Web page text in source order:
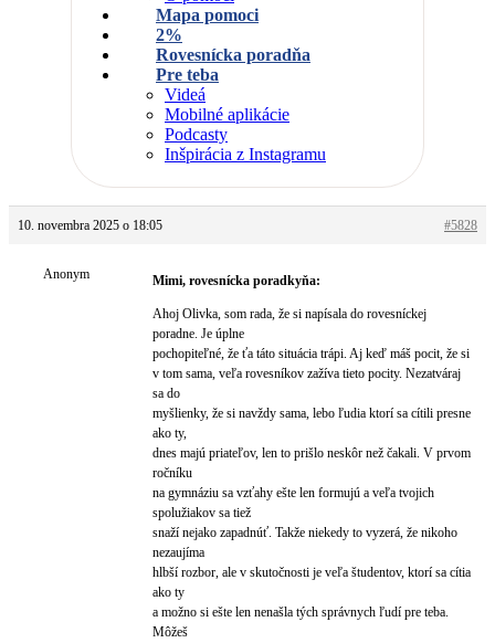
Mapa pomoci
2%
Rovesnícka poradňa
Pre teba
Videá
Mobilné aplikácie
Podcasty
Inšpirácia z Instagramu
10. novembra 2025 o 18:05 #5828
Anonym Mimi, rovesnícka poradkyňa:
Ahoj Olivka, som rada, že si napísala do rovesníckej
poradne. Je úplne
pochopiteľné, že ťa táto situácia trápi. Aj keď máš pocit, že si
v tom sama, veľa rovesníkov zažíva tieto pocity. Nezatváraj
sa do
myšlienky, že si navždy sama, lebo ľudia ktorí sa cítili presne
ako ty,
dnes majú priateľov, len to prišlo neskôr než čakali. V prvom
ročníku
na gymnáziu sa vzťahy ešte len formujú a veľa tvojich
spolužiakov sa tiež
snaží nejako zapadnúť. Takže niekedy to vyzerá, že nikoho
nezaujíma
hlbší rozbor, ale v skutočnosti je veľa študentov, ktorí sa cítia
ako ty
a možno si ešte len nenašla tých správnych ľudí pre teba.
Môžeš